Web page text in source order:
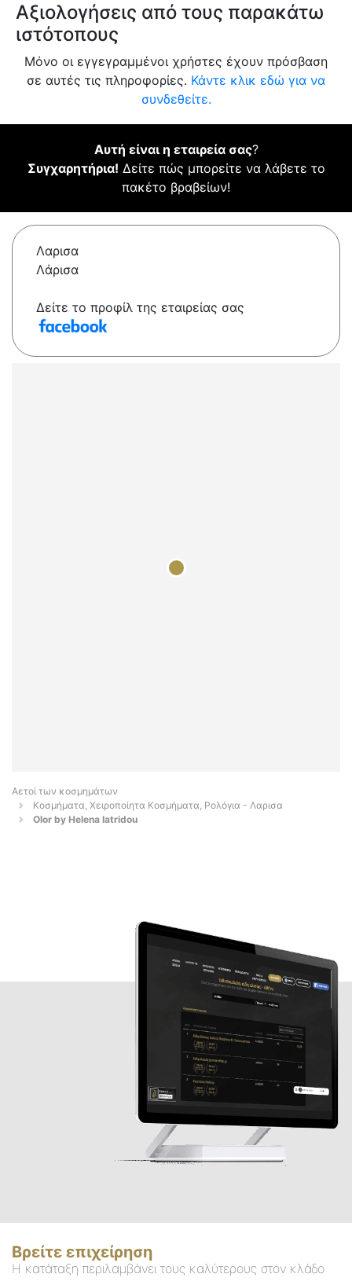
Αξιολογήσεις από τους παρακάτω
ιστότοπους
Μόνο οι εγγεγραμμένοι χρήστες έχουν πρόσβαση
σε αυτές τις πληροφορίες. Κάντε κλικ εδώ για να
συνδεθείτε.
Αυτή είναι η εταιρεία σας?
Συγχαρητήρια! Δείτε πώς μπορείτε να λάβετε το
πακέτο βραβείων!
Λαρισα
Λάρισα
Δείτε το προφίλ της εταιρείας σας
Αετοί των κοσμημάτων
Κοσμήματα, Χειροποίητα Κοσμήματα, Ρολόγια - Λαρισα
Olor by Helena Iatridou
Βρείτε επιχείρηση
Η κατάταξη περιλαμβάνει τους καλύτερους στον κλάδο